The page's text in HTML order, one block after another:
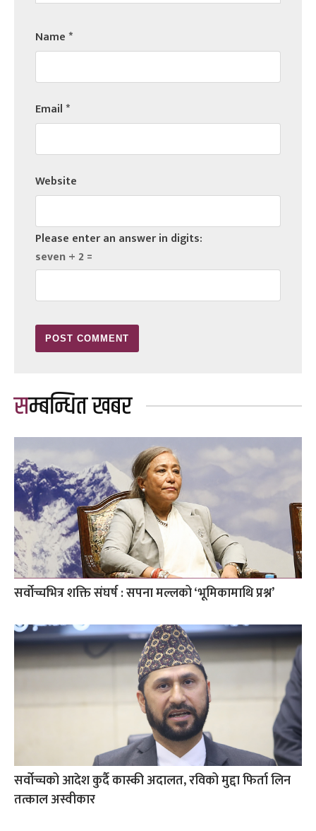
Name*
Email*
Website
Please enter an answer in digits:
seven + 2 =
सम्बन्धित खबर
सर्वोच्चभित्र शक्ति संघर्ष : सपना मल्लको ‘भूमिकामाथि प्रश्न’
सर्वोच्चको आदेश कुर्दै कास्की अदालत, रविको मुद्दा फिर्ता लिन
तत्काल अस्वीकार